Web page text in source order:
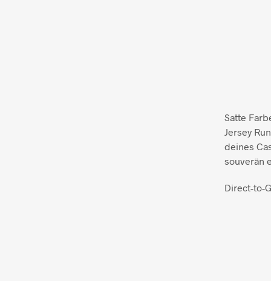
Satte
Jersey
deines
souverän
Direct-to-